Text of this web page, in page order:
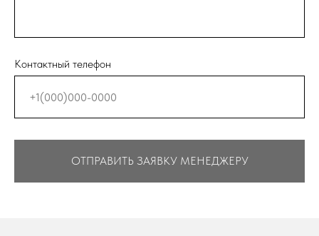
Контактный телефон
ОТПРАВИТЬ ЗАЯВКУ МЕНЕДЖЕРУ